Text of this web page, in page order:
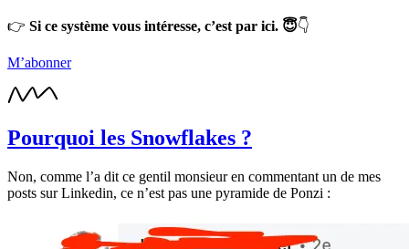
👉 Si ce système vous intéresse, c’est par ici. 😇👇
M’abonner
Pourquoi les Snowflakes ?
Non, comme l’a dit ce gentil monsieur en commentant un de mes
posts sur Linkedin, ce n’est pas une pyramide de Ponzi :